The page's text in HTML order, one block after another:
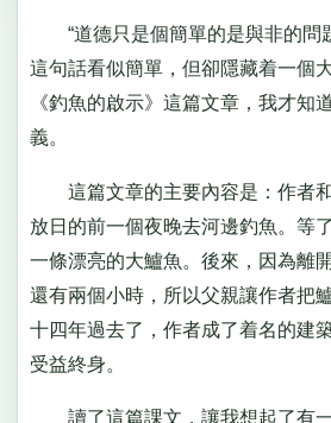
“道德只是個簡單的是與非的問
這句話看似簡單，但卻隱藏着一個
《釣魚的啟示》這篇文章，我才知
義。
這篇文章的主要內容是：作者和
放日的前一個夜晚去河邊釣魚。等
一條漂亮的大鱸魚。後來，因為離
還有兩個小時，所以父親讓作者把
十四年過去了，作者成了着名的建
受益終身。
讀了這篇課文，讓我想起了有